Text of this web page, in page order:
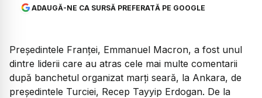
ADAUGĂ-NE CA SURSĂ PREFERATĂ PE GOOGLE
Președintele Franței, Emmanuel Macron, a fost unul
dintre liderii care au atras cele mai multe comentarii
după banchetul organizat marți seară, la Ankara, de
președintele Turciei, Recep Tayyip Erdogan. De la